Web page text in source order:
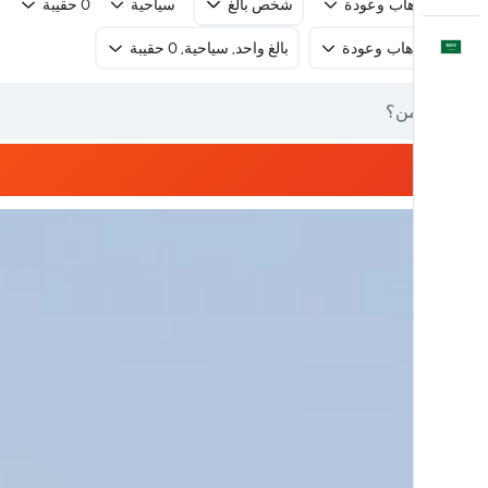
العَرَبِيَّة
رحلة ذهاب وعودة شخص بالغ سياحية 0 حقيبة
رحلة ذهاب وعودة بالغ واحد, سياحية, 0 حقيبة